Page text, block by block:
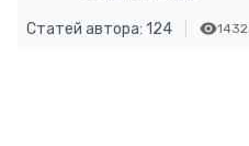
Статей автора: 124